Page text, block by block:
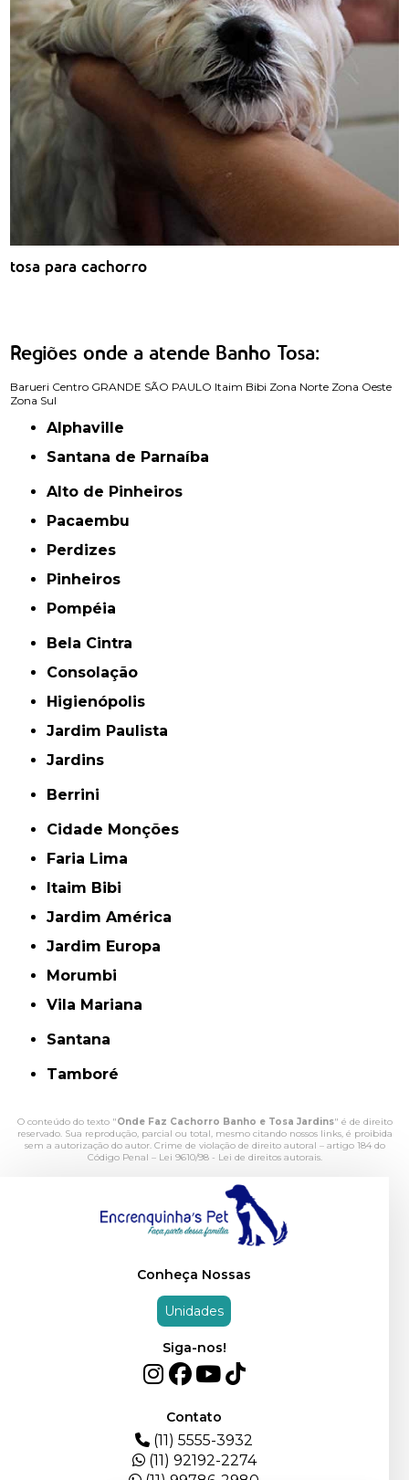
tosa para cachorro
Regiões onde a atende Banho Tosa:
Barueri Centro GRANDE SÃO PAULO Itaim Bibi Zona Norte Zona Oeste
Zona Sul
Alphaville
Santana de Parnaíba
Alto de Pinheiros
Pacaembu
Perdizes
Pinheiros
Pompéia
Bela Cintra
Consolação
Higienópolis
Jardim Paulista
Jardins
Berrini
Cidade Monções
Faria Lima
Itaim Bibi
Jardim América
Jardim Europa
Morumbi
Vila Mariana
Santana
Tamboré
O conteúdo do texto "Onde Faz Cachorro Banho e Tosa Jardins" é de direito
reservado. Sua reprodução, parcial ou total, mesmo citando nossos links, é proibida
sem a autorização do autor. Crime de violação de direito autoral – artigo 184 do
Código Penal – Lei 9610/98 - Lei de direitos autorais.
Conheça Nossas
Unidades
Siga-nos!
Contato
(11) 5555-3932
(11) 92192-2274